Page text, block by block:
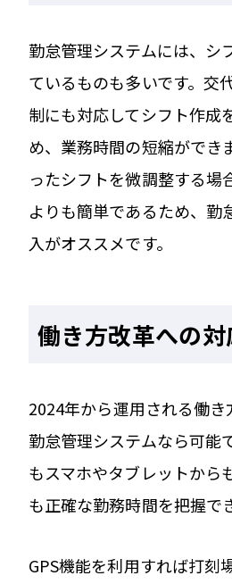
勤怠管理システムには、シ
ているものも多いです。交
制にも対応してシフト作成
め、業務時間の短縮ができ
ったシフトを微調整する場
よりも簡単であるため、勤
入がオススメです。
働き方改革への対
2024年から運用される働き
勤怠管理システムなら可能
もスマホやタブレットから
も正確な勤務時間を把握で
GPS機能を利用すれば打刻